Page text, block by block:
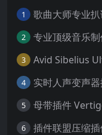
1
2
3
4
5
6